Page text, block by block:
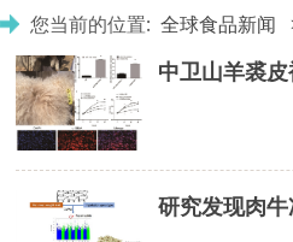
您当前的位置:全球食品新闻
研究发现肉